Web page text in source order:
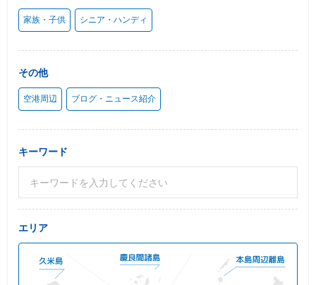
家族・子供 シニア・ハンディ
その他
空港周辺 ブログ・ニュース紹介
キーワード
エリア